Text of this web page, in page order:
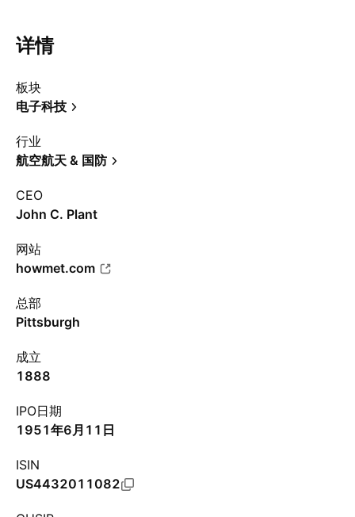
详情
板块
电子科技
行业
航空航天 & 国防
CEO
John C. Plant
网站
howmet.com
总部
Pittsburgh
成立
1888
IPO日期
1951年6月11日
ISIN
US4432011082